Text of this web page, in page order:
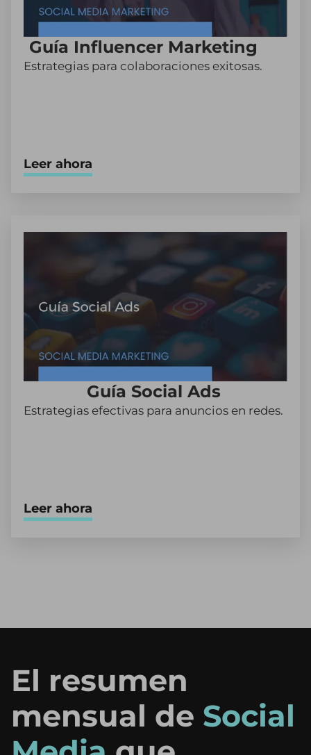
Guía Influencer Marketing
Estrategias para colaboraciones exitosas.
Leer ahora
Guía Social Ads
Estrategias efectivas para anuncios en redes.
Leer ahora
El resumen
mensual de Social